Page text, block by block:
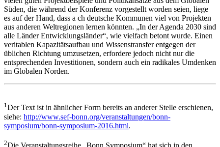
Süden, die während der Konferenz vorgestellt worden seien, liege
es auf der Hand, dass a ch deutsche Kommunen viel von Projekten
aus anderen Weltregionen lernen könnten. „In der Agenda 2030 sind
alle Länder Entwicklungsländer“, wie vielfach betont wurde. Einen
veritablen Kapazitätsaufbau und Wissenstransfer entgegen der
üblichen Richtung umzusetzen, erfordere jedoch nicht nur die
entsprechenden Investitionen, sondern auch ein radikales Umdenken
im Globalen Norden.
1Der Text ist in ähnlicher Form bereits an anderer Stelle erschienen,
siehe: http://www.sef-bonn.org/veranstaltungen/bonn-
symposium/bonn-symposium-2016.html.
2Die Veranstaltungsreihe „Bonn Symposium“ hat sich in den